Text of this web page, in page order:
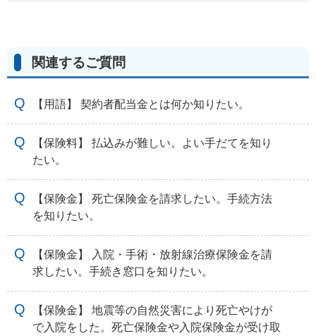
関連するご質問
【用語】 契約者配当金とは何か知りたい。
【保険料】 払込みが難しい。よい手だてを知り
たい。
【保険金】 死亡保険金を請求したい。手続方法
を知りたい。
【保険金】 入院・手術・放射線治療保険金を請
求したい。手続き窓口を知りたい。
【保険金】 地震等の自然災害により死亡やけが
で入院をした。死亡保険金や入院保険金が受け取